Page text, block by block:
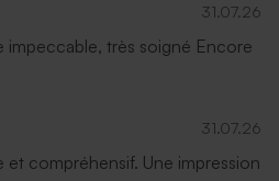
31.07.26
impeccable, très soigné Encore
31.07.26
et compréhensif. Une impression